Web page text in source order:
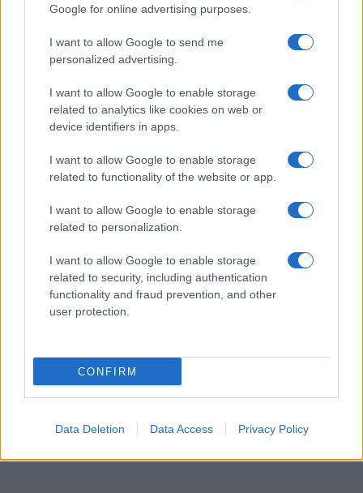
Google for online advertising purposes.
I want to allow Google to send me
personalized advertising.
I want to allow Google to enable storage
related to analytics like cookies on web or
device identifiers in apps.
I want to allow Google to enable storage
related to functionality of the website or app.
I want to allow Google to enable storage
related to personalization.
I want to allow Google to enable storage
related to security, including authentication
functionality and fraud prevention, and other
user protection.
CONFIRM
Data Deletion Data Access Privacy Policy
ΚΟΣΜΟΣ
Χιροσίμα: 81 χρόνια από την πρώτη ατομική
βόμβα στην ιστορία της ανθρωπότητας
Γερμανία: Νέα διάσταση στις απειλές βλέπει το
Βερολίνο μετά τον εντοπισμό drone με εκρηκτικά
στη Λειψία